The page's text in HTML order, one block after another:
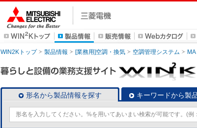
WIN2Kトップ 製品情報 [業務用]空調・換気 空調管理システム
形名から製品情報を探す キーワードから製